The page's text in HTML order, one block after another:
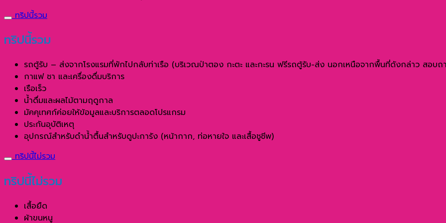
ทริปนี้รวม
ทริปนี้รวม
รถตู้รับ – ส่งจากโรงแรมที่พักไปกลับท่าเรือ (บริเวณป่าตอง กะตะ และกะรน ฟรีรถตู้รับ-ส่ง นอกเหนือจากพื้นที่ดังกล่าว สอบถ
กาแฟ ชา และเครื่องดื่มบริการ
เรือเร็ว
น้ำดื่มและผลไม้ตามฤดูกาล
มัคคุเทศก์ค่อยให้ข้อมูลและบริการตลอดโปรแกรม
ประกันอุบัติเหตุ
อุปกรณ์สำหรับดำน้ำตื้นสำหรับดูปะการัง (หน้ากาก, ท่อหายใจ และเสื้อชูชีพ)
ทริปนี้ไม่รวม
ทริปนี้ไม่รวม
เสื้อยืด
ผ้าขนหนู